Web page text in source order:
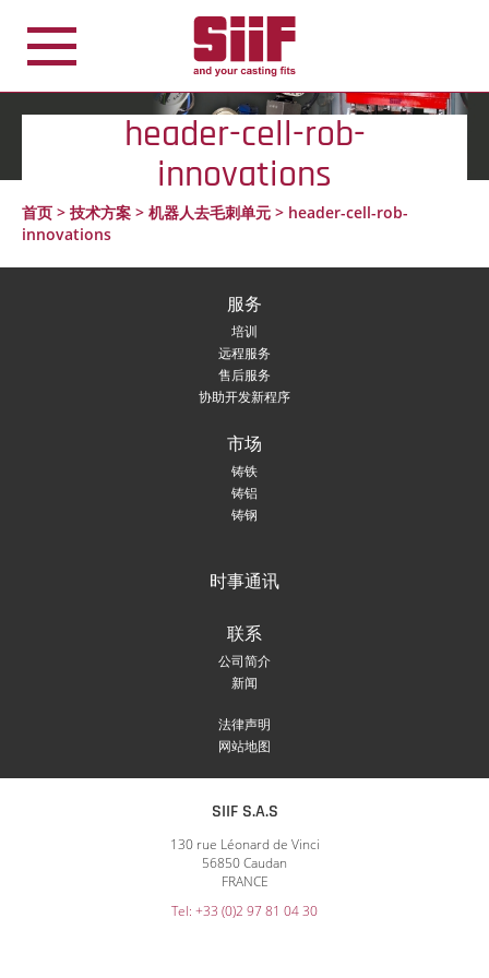
header-cell-rob-
innovations
首页 > 技术方案 > 机器人去毛刺单元 > header-cell-rob-
innovations
服务
培训
远程服务
售后服务
协助开发新程序
市场
铸铁
铸铝
铸钢
时事通讯
联系
公司简介
新闻
法律声明
网站地图
SIIF S.A.S
130 rue Léonard de Vinci
56850 Caudan
FRANCE
Tel: +33 (0)2 97 81 04 30